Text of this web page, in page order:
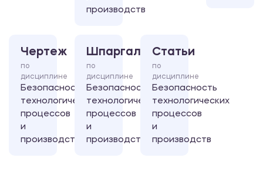
производств
Чертеж
по
дисциплине
Безопасность
технологических
процессов
и
производств
Шпаргалка
по
дисциплине
Безопасность
технологических
процессов
и
производств
Статьи
по
дисциплине
Безопасность
технологических
процессов
и
производств